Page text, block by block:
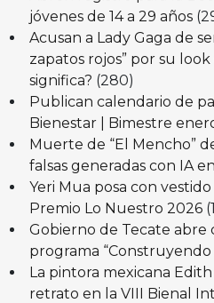
jóvenes de 14 a 29 años
Acusan a Lady Gaga de
zapatos rojos” por su
significa? (280)
Publican calendario de
Bienestar | Bimestre
Muerte de “El Mencho”
falsas generadas con IA
Yeri Mua posa con
Premio Lo Nuestro 2026
Gobierno de Tecate abre
programa “Construyendo
La pintora mexicana
retrato en la VIII Bienal